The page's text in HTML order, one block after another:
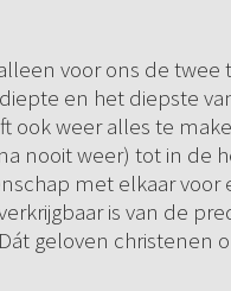
voor ons de
en het diepste
ook weer alles te
nooit weer) tot in de
met elkaar voor
is van de
geloven christenen